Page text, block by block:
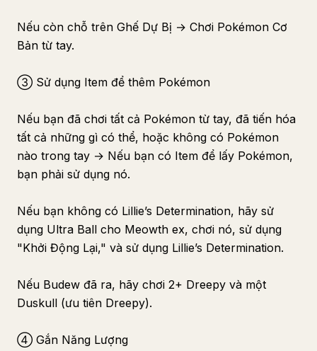
Nếu còn chỗ trên Ghế Dự Bị → Chơi Pokémon Cơ
Bản từ tay.
③ Sử dụng Item để thêm Pokémon
Nếu bạn đã chơi tất cả Pokémon từ tay, đã tiến hóa
tất cả những gì có thể, hoặc không có Pokémon
nào trong tay → Nếu bạn có Item để lấy Pokémon,
bạn phải sử dụng nó.
Nếu bạn không có Lillie’s Determination, hãy sử
dụng Ultra Ball cho Meowth ex, chơi nó, sử dụng
"Khởi Động Lại," và sử dụng Lillie’s Determination.
Nếu Budew đã ra, hãy chơi 2+ Dreepy và một
Duskull (ưu tiên Dreepy).
④ Gắn Năng Lượng